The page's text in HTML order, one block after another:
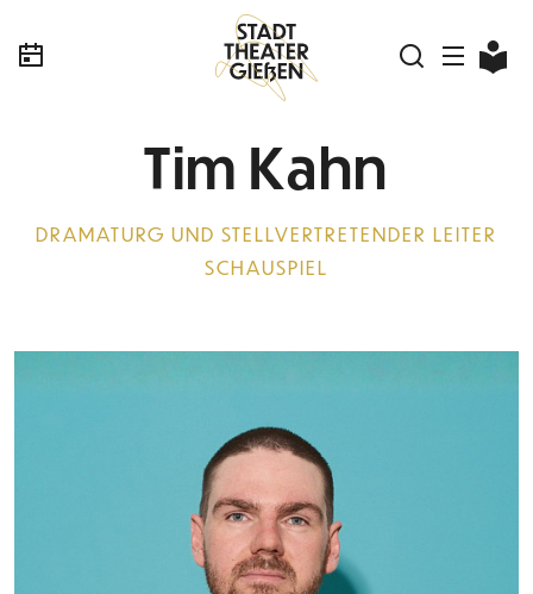
Tim Kahn
DRAMATURG UND STELLVERTRETENDER LEITER
SCHAUSPIEL